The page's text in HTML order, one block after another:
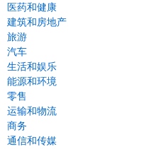
医药和健康
建筑和房地产
旅游
汽车
生活和娱乐
能源和环境
零售
运输和物流
商务
通信和传媒